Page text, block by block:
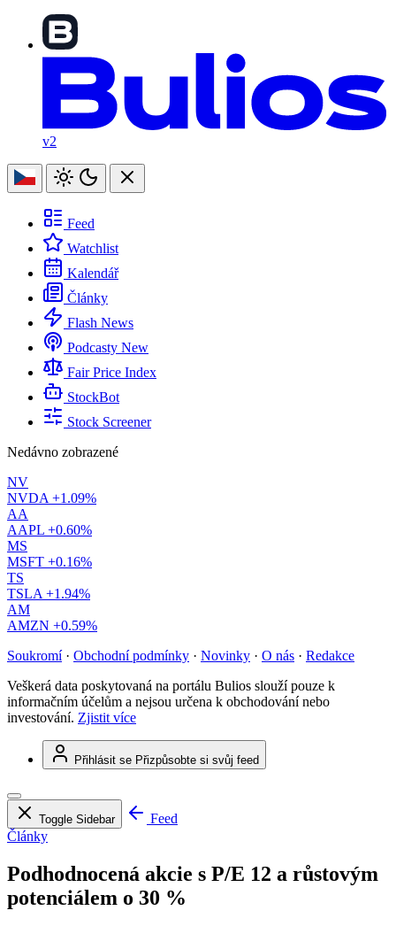
v2
Feed
Watchlist
Kalendář
Články
Flash News
Podcasty New
Fair Price Index
StockBot
Stock Screener
Nedávno zobrazené
NV
NVDA +1.09%
AA
AAPL +0.60%
MS
MSFT +0.16%
TS
TSLA +1.94%
AM
AMZN +0.59%
Soukromí · Obchodní podmínky · Novinky · O nás · Redakce
Veškerá data poskytovaná na portálu Bulios slouží pouze k
informačním účelům a nejsou určena k obchodování nebo
investování. Zjistit více
Přihlásit se Přizpůsobte si svůj feed
Toggle Sidebar
Feed
Články
Podhodnocená akcie s P/E 12 a růstovým
potenciálem o 30 %